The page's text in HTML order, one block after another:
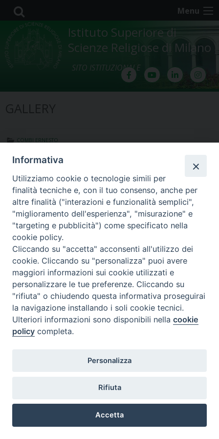
Skip
content
Menu
Istituto Superiore di
Scienze Religiose di Milano
SITO ISTITUZIONALE
COMBI ERNESTO
Combi Ernesto: “Il lavoro umano”
« Pagina precedente 2
Cavalieri del Santo Sepolcro 3 - Milano
Informativa
Utilizziamo cookie o tecnologie simili per
finalità tecniche e, con il tuo consenso, anche per
altre finalità ("interazioni e funzionalità semplici",
"miglioramento dell'esperienza", "misurazione" e
"targeting e pubblicità") come specificato nella
cookie policy.
Cliccando su "accetta" acconsenti all'utilizzo dei
cookie. Cliccando su "personalizza" puoi avere
maggiori informazioni sui cookie utilizzati e
personalizzare le tue preferenze. Cliccando su
"rifiuta" o chiudendo questa informativa proseguirai
la navigazione installando i soli cookie tecnici.
Ulteriori informazioni sono disponibili nellacookie
policy completa.
Personalizza
Rifiuta
Accetta